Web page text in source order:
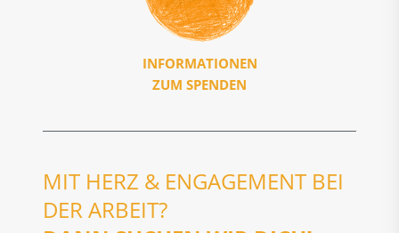
INFORMATIONEN
ZUM SPENDEN
MIT HERZ & ENGAGEMENT BEI
DER ARBEIT?